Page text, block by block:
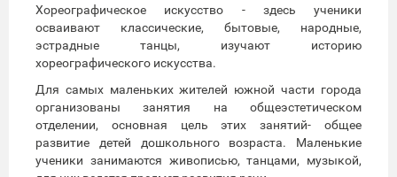
Хореографическое искусство - здесь ученики
осваивают классические, бытовые, народные,
эстрадные танцы, изучают историю
хореографического искусства.
Для самых маленьких жителей южной части города
организованы занятия на общеэстетическом
отделении, основная цель этих занятий- общее
развитие детей дошкольного возраста. Маленькие
ученики занимаются живописью, танцами, музыкой,